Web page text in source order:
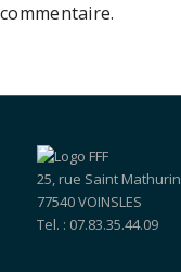
commentaire.
25, rue Saint Mathurin
77540 VOINSLES
Tel. : 07.83.35.44.09